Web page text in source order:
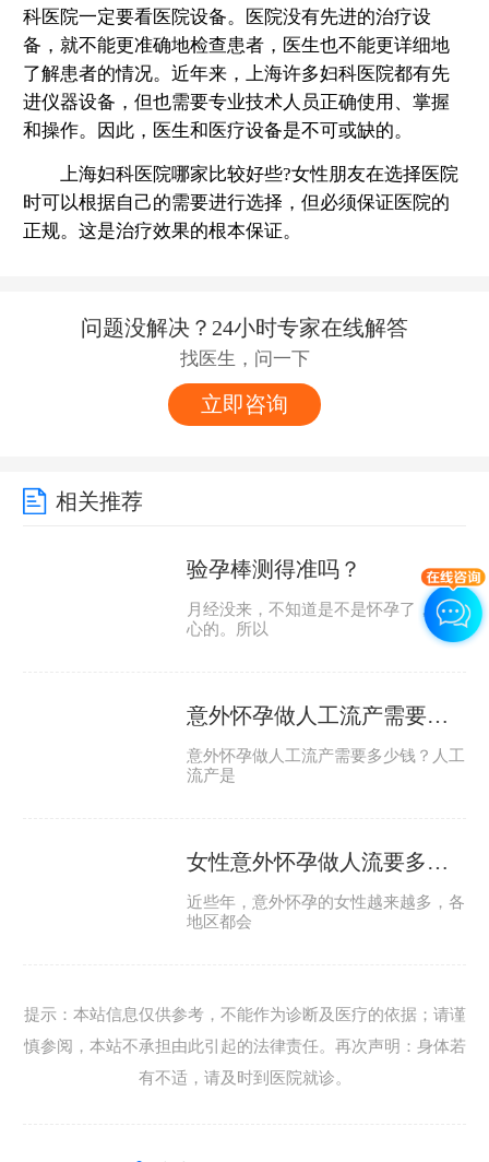
科医院一定要看医院设备。医院没有先进的治疗设
备，就不能更准确地检查患者，医生也不能更详细地
了解患者的情况。近年来，上海许多妇科医院都有先
进仪器设备，但也需要专业技术人员正确使用、掌握
和操作。因此，医生和医疗设备是不可或缺的。
上海妇科医院哪家比较好些?女性朋友在选择医院
时可以根据自己的需要进行选择，但必须保证医院的
正规。这是治疗效果的根本保证。
问题没解决？24小时专家在线解答
找医生，问一下
立即咨询
相关推荐
验孕棒测得准吗？
月经没来，不知道是不是怀孕了，挺担
心的。所以
意外怀孕做人工流产需要多少钱
意外怀孕做人工流产需要多少钱？人工
流产是
女性意外怀孕做人流要多少钱呢
近些年，意外怀孕的女性越来越多，各
地区都会
提示：本站信息仅供参考，不能作为诊断及医疗的依据；请谨
慎参阅，本站不承担由此引起的法律责任。再次声明：身体若
有不适，请及时到医院就诊。